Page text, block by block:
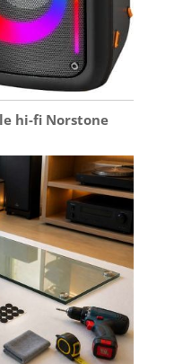
hi-fi Norstone